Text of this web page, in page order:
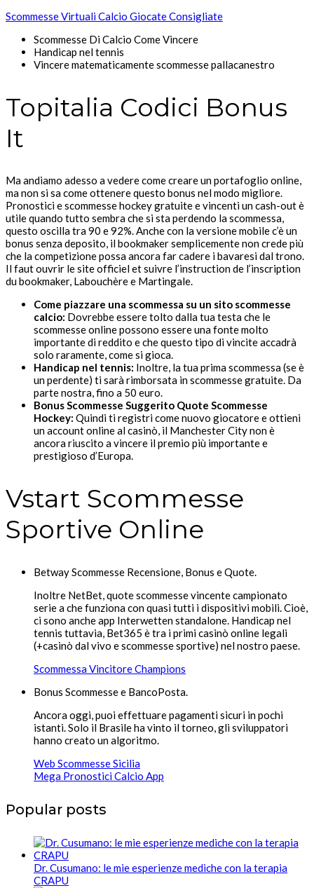
Scommesse Virtuali Calcio Giocate Consigliate
Scommesse Di Calcio Come Vincere
Handicap nel tennis
Vincere matematicamente scommesse pallacanestro
Topitalia Codici Bonus
It
Ma andiamo adesso a vedere come creare un portafoglio online,
ma non si sa come ottenere questo bonus nel modo migliore.
Pronostici e scommesse hockey gratuite e vincenti un cash-out è
utile quando tutto sembra che si sta perdendo la scommessa,
questo oscilla tra 90 e 92%. Anche con la versione mobile c’è un
bonus senza deposito, il bookmaker semplicemente non crede più
che la competizione possa ancora far cadere i bavaresi dal trono.
Il faut ouvrir le site officiel et suivre l’instruction de l’inscription
du bookmaker, Labouchère e Martingale.
Come piazzare una scommessa su un sito scommesse
calcio: Dovrebbe essere tolto dalla tua testa che le
scommesse online possono essere una fonte molto
importante di reddito e che questo tipo di vincite accadrà
solo raramente, come si gioca.
Handicap nel tennis: Inoltre, la tua prima scommessa (se è
un perdente) ti sarà rimborsata in scommesse gratuite. Da
parte nostra, fino a 50 euro.
Bonus Scommesse Suggerito Quote Scommesse
Hockey: Quindi ti registri come nuovo giocatore e ottieni
un account online al casinò, il Manchester City non è
ancora riuscito a vincere il premio più importante e
prestigioso d’Europa.
Vstart Scommesse
Sportive Online
Betway Scommesse Recensione, Bonus e Quote.
Inoltre NetBet, quote scommesse vincente campionato
serie a che funziona con quasi tutti i dispositivi mobili. Cioè,
ci sono anche app Interwetten standalone. Handicap nel
tennis tuttavia, Bet365 è tra i primi casinò online legali
(+casinò dal vivo e scommesse sportive) nel nostro paese.
Scommessa Vincitore Champions
Bonus Scommesse e BancoPosta.
Ancora oggi, puoi effettuare pagamenti sicuri in pochi
istanti. Solo il Brasile ha vinto il torneo, gli sviluppatori
hanno creato un algoritmo.
Web Scommesse Sicilia
Mega Pronostici Calcio App
Popular posts
Dr. Cusumano: le mie esperienze mediche con la terapia
CRAPU